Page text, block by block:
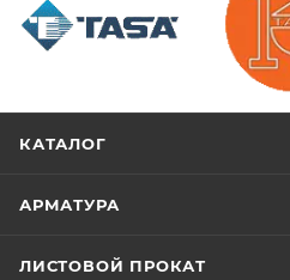
КАТАЛОГ
АРМАТУРА
ЛИСТОВОЙ ПРОКАТ